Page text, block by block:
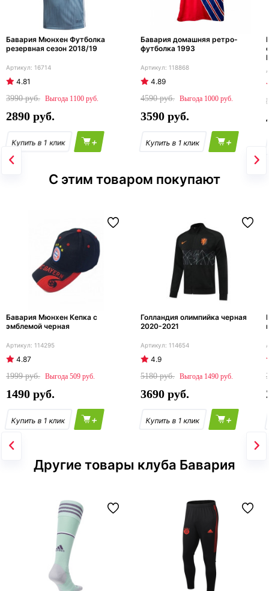
Бавария Мюнхен Футболка
резервная сезон 2018/19
16714
4.81
3990
1100
2890
+
Бавария домашняя ретро-
футболка 1993
118868
4.89
4590
1000
3590
+
С этим товаром покупают
Бавария Мюнхен Кепка с
эмблемой черная
114295
4.87
1999
509
1490
+
Голландия олимпийка черная
2020-2021
114654
4.9
5180
1490
3690
+
Другие товары клуба Бавария